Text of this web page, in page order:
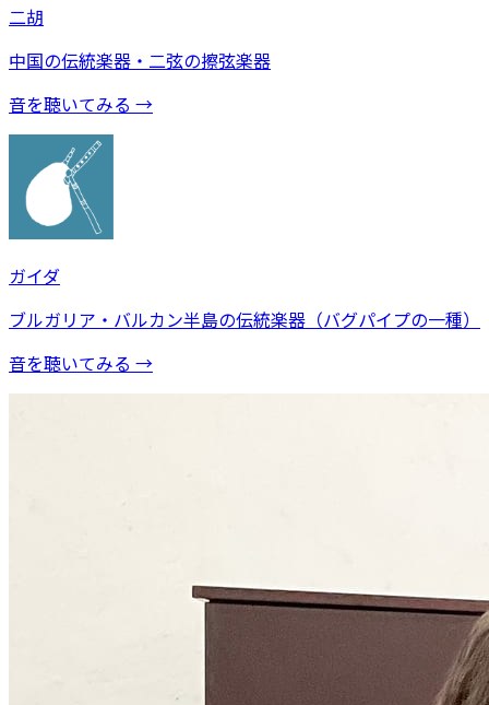
二胡
中国の伝統楽器・二弦の擦弦楽器
音を聴いてみる →
ガイダ
ブルガリア・バルカン半島の伝統楽器（バグパイプの一種）
音を聴いてみる →